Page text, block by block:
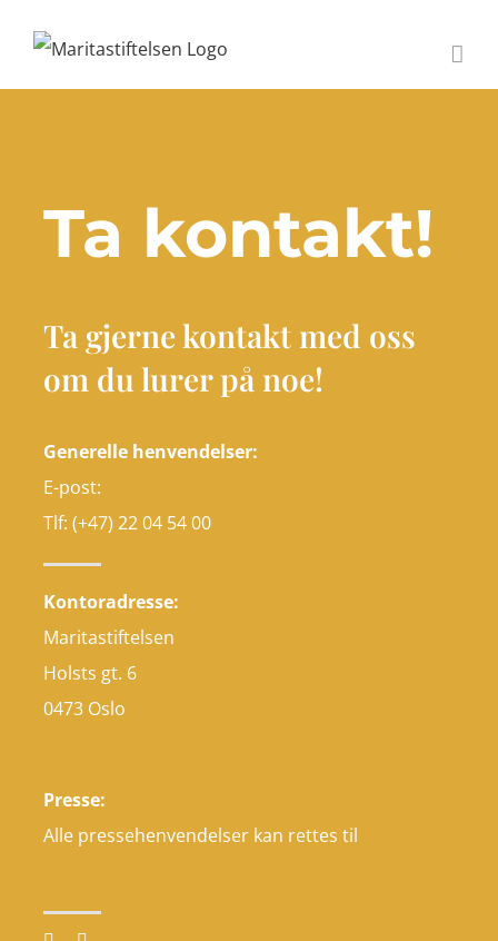
content
Ta kontakt!
Ta gjerne kontakt med oss
om du lurer på noe!
Generelle henvendelser:
E-post:
Tlf: (+47) 22 04 54 00
Kontoradresse:
Maritastiftelsen
Holsts gt. 6
0473 Oslo
Presse:
Alle pressehenvendelser kan rettes til